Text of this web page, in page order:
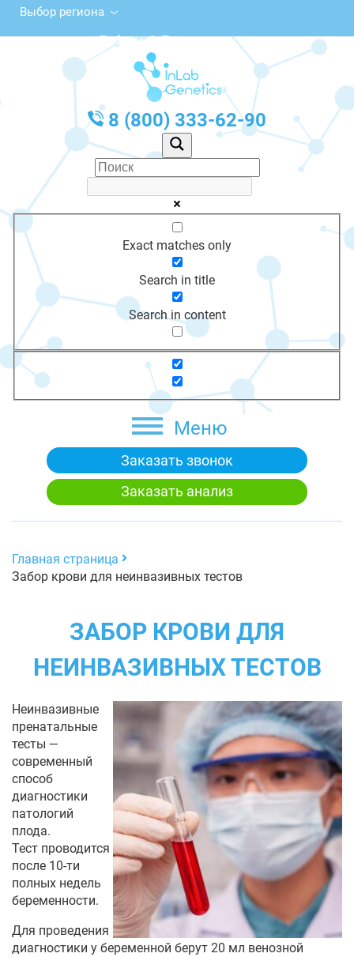
Выбор региона
ул. Победы, 1, Питкяранта
с 10:00 до 20:00
График работы: Пн-Пт с 10:00 до 20:00
8 (800) 333-62-90
Exact matches only
Search in title
Search in content
Меню
Заказать звонок
Заказать анализ
Главная страница
Забор крови для неинвазивных тестов
ЗАБОР КРОВИ ДЛЯ
НЕИНВАЗИВНЫХ ТЕСТОВ
Неинвазивные
пренатальные
тесты —
современный
способ
диагностики
патологий
плода.
Тест проводится
после 10-ти
полных недель
беременности.
Для проведения
диагностики у беременной берут 20 мл венозной